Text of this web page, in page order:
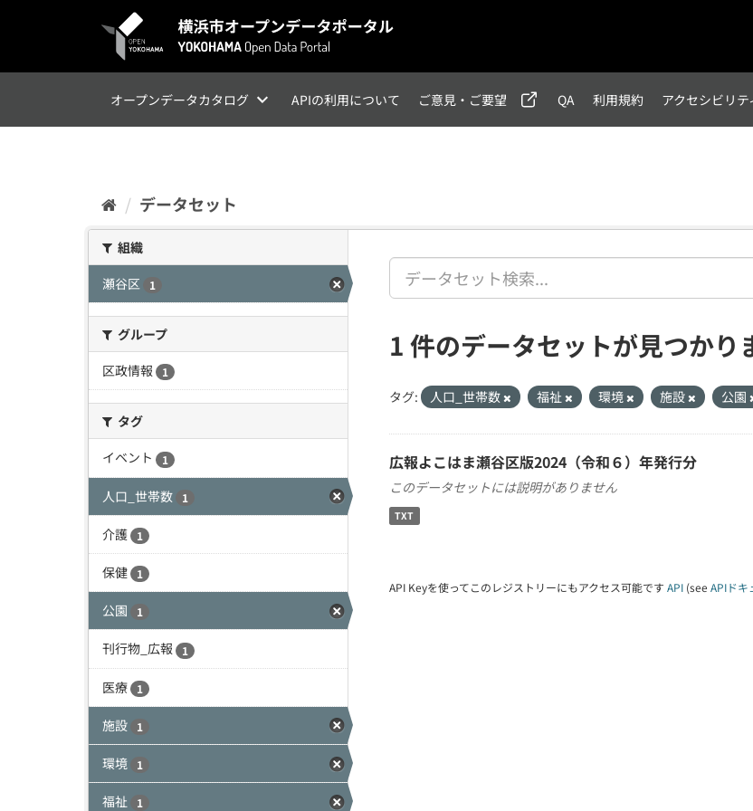
オープンデータカタログ APIの利用について ご意見・ご要望 QA 利用規約 アクセシビリ
データセット
組織
瀬谷区
1
グループ
区政情報
1
タグ
イベント
1
人口_世帯数 1
介護 1
保健 1
公園 1
刊行物_広報 1
医療 1
施設 1
環境 1
福祉 1
1 件のデータセットが見つかり
タグ: 人口_世帯数 福祉 環境 施設 公園
広報よこはま瀬谷区版2024（令和６）年発行分
このデータセットには説明がありません
TXT
API Keyを使ってこのレジストリーにもアクセス可能です API (see APIドキ